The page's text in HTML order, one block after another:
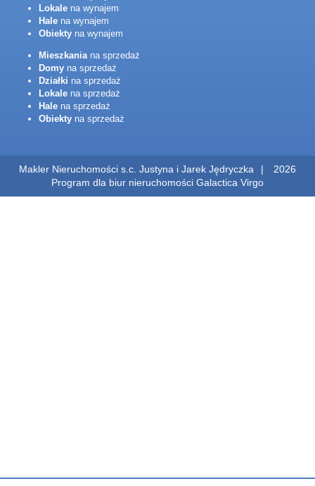
Lokale na wynajem
Hale na wynajem
Obiekty na wynajem
Mieszkaniana sprzedaż
Domy na sprzedaż
Działki na sprzedaż
Lokale na sprzedaż
Hale na sprzedaż
Obiekty na sprzedaż
Makler Nieruchomości s.c. Justyna i Jarek Jędryczka
2026
Program dla biur nieruchomości Galactica Virgo